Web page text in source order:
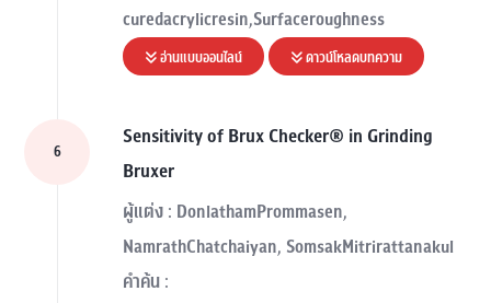
curedacrylicresin,Surfaceroughness
อ่านแบบออนไลน์ ดาวน์โหลดบทความ
6
Sensitivity of Brux Checker® in Grinding
Bruxer
ผู้แต่ง : DonlathamPrommasen,
NamrathChatchaiyan, SomsakMitrirattanakul
คำค้น :